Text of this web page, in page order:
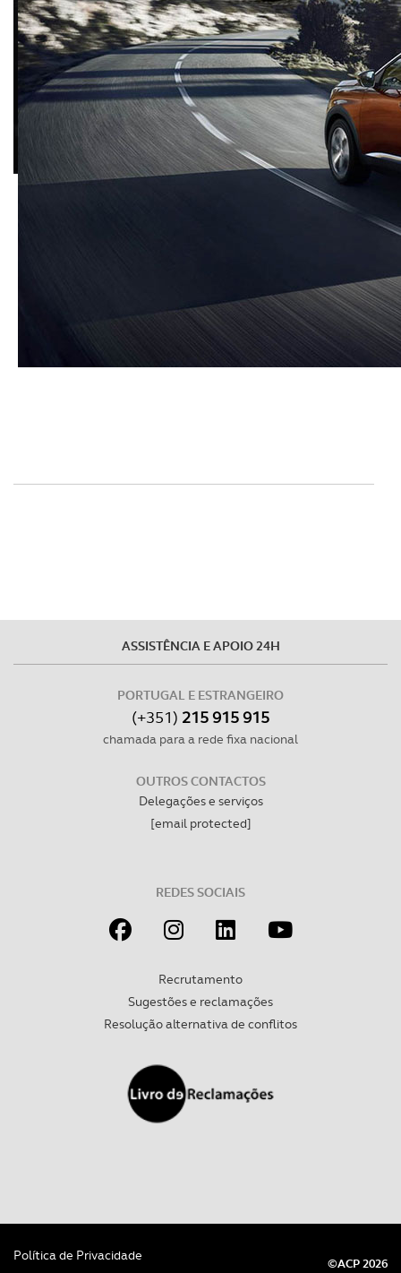
ASSISTÊNCIA E APOIO 24H
PORTUGAL E ESTRANGEIRO
(+351) 215 915 915
chamada para a rede fixa nacional
OUTROS CONTACTOS
Delegações e serviços
[email protected]
REDES SOCIAIS
Recrutamento
Sugestões e reclamações
Resolução alternativa de conflitos
Política de Privacidade
©ACP 2026